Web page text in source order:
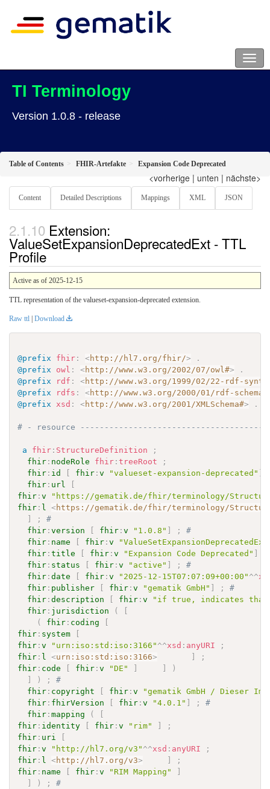
TI Terminology
Version 1.0.8 - release
Table of Contents FHIR-Artefakte Expansion Code Deprecated
<vorherige | unten | nächste>
Content Detailed Descriptions Mappings XML JSON
Extension:
ValueSetExpansionDeprecatedExt - TTL
Profile
Active as of 2025-12-15
TTL representation of the valueset-expansion-deprecated extension.
Raw ttl | Download
@prefix fhir : <http://hl7.org/fhir/>
.
@prefix
owl : <http://www.w3.org/2002/07/owl#>
.
@prefix
rdf : <http://www.w3.org/1999/02/22-rdf-
@prefix
rdfs : <http://www.w3.org/2000/01/rdf-schema#
@prefix
xsd : <http://www.w3.org/2001/XMLSchema#> .
# - resource
a fhir : StructureDefinition
;
fhir : nodeRole fhir :treeRoot
;
fhir : id fhir :v "valueset-expansion-deprecated"
fhir : url
fhir :v
"https://gematik.de/fhir/terminology/
fhir : l <https://gematik.de/fhir/terminology/
;
#
fhir :version fhir :v "1.0.8" ;
#
fhir : name fhir :v
fhir :title fhir :v "Expansion Code Deprecated"
fhir : status fhir :v "active" ;
#
fhir :date fhir :v "2025-12-15T07:07:09+00:00" ^^
fhir : publisher fhir :v "gematik GmbH" ;
#
fhir :description fhir :v
"if true, indicates that
fhir : jurisdiction (
(
fhir : coding
fhir : system
fhir :v "urn:iso:std:iso:3166" ^^xsd : anyURI
;
fhir : l <urn:iso:std:iso:3166>
;
fhir : code fhir :v "DE"
)
) ;
#
fhir : copyright fhir :v
"gematik GmbH / Dieser
fhir : fhirVersion fhir :v "4.0.1" ;
#
fhir :mapping (
fhir : identity fhir :v "rim"
;
fhir : uri
fhir :v "http://hl7.org/v3" ^^xsd : anyURI
;
fhir : l <http://hl7.org/v3>
;
fhir : name fhir :v "RIM Mapping"
) ;
#